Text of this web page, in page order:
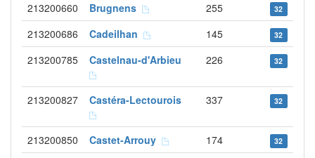
213200660 Brugnens 255 32
213200686 Cadeilhan 145 32
213200785 Castelnau-d'Arbieu 226 32
213200827 Castéra-Lectourois 337 32
213200850 Castet-Arrouy 174 32